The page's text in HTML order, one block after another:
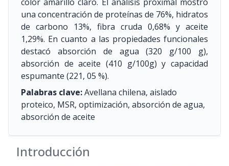
una concentración de proteínas de 76%, hidratos
de carbono 13%, fibra cruda 0,68% y aceite
1,29%. En cuanto a las propiedades funcionales
destacó absorción de agua (320 g/100 g),
absorción de aceite (410 g/100g) y capacidad
espumante (221, 05 %).
Palabras clave:Avellana chilena, aislado
proteico, MSR, optimización, absorción de agua,
absorción de aceite
Introducción